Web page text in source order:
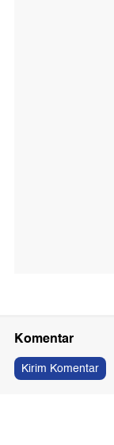
Komentar
Kirim Komentar